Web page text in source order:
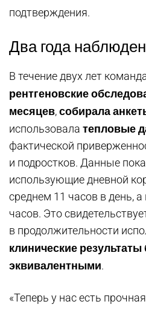
подтверждения.
Два года
В течение двух лет
рентгеновские
месяцев,собирала
использовала тепловые
фактической
и подростков. Данные
использующие дневной
среднем 11 часов в день,
часов. Это
в продолжительности
клинические
эквивалентными.
«Теперь у нас есть